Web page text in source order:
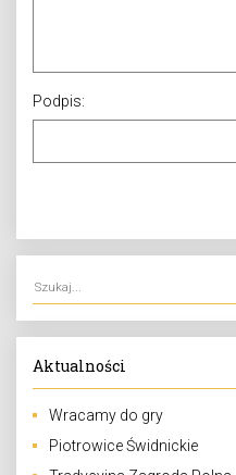
Podpis:
Aktualności
Wracamy do gry
Piotrowice Świdnickie